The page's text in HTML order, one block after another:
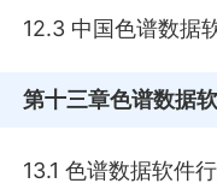
12.3 中国色谱数据
第十三章色谱数据
13.1 色谱数据软件